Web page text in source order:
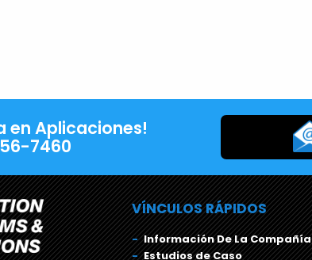
en Aplicaciones!
7460
VÍNCULOS RÁPIDOS
Información De La Compañía
Estudios de Caso